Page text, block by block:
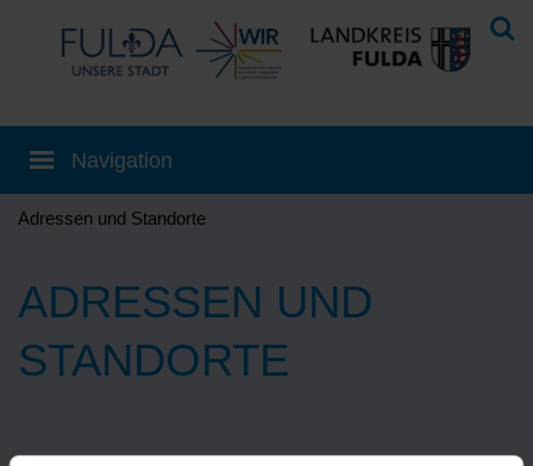
Adressen und Standorte
ADRESSEN UND
STANDORTE